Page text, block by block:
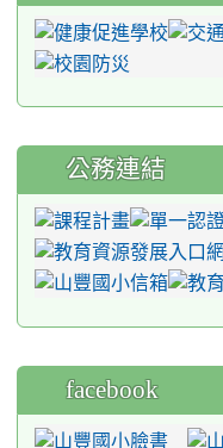
公務連結
facebook